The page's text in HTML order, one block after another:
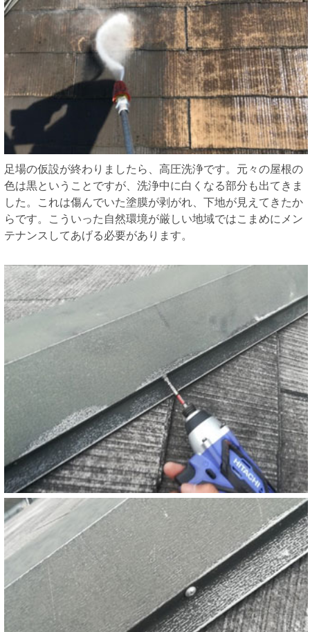
足場の仮設が終わりましたら、高圧洗浄です。元々の屋根の
色は黒ということですが、洗浄中に白くなる部分も出てきま
した。これは傷んでいた塗膜が剥がれ、下地が見えてきたか
らです。こういった自然環境が厳しい地域ではこまめにメン
テナンスしてあげる必要があります。